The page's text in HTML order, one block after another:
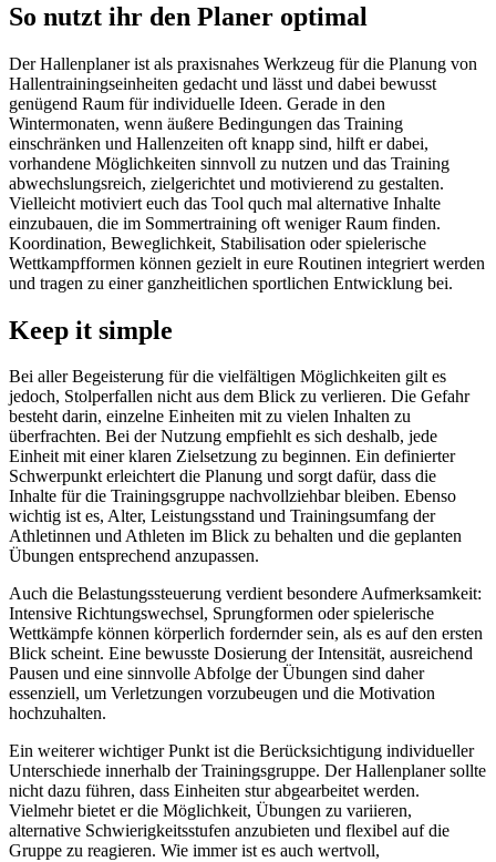
So nutzt ihr den Planer optimal
Der Hallenplaner ist als praxisnahes Werkzeug für die Planung von
Hallentrainingseinheiten gedacht und lässt und dabei bewusst
genügend Raum für individuelle Ideen. Gerade in den
Wintermonaten, wenn äußere Bedingungen das Training
einschränken und Hallenzeiten oft knapp sind, hilft er dabei,
vorhandene Möglichkeiten sinnvoll zu nutzen und das Training
abwechslungsreich, zielgerichtet und motivierend zu gestalten.
Vielleicht motiviert euch das Tool quch mal alternative Inhalte
einzubauen, die im Sommertraining oft weniger Raum finden.
Koordination, Beweglichkeit, Stabilisation oder spielerische
Wettkampfformen können gezielt in eure Routinen integriert werden
und tragen zu einer ganzheitlichen sportlichen Entwicklung bei.
Keep it simple
Bei aller Begeisterung für die vielfältigen Möglichkeiten gilt es
jedoch, Stolperfallen nicht aus dem Blick zu verlieren. Die Gefahr
besteht darin, einzelne Einheiten mit zu vielen Inhalten zu
überfrachten. Bei der Nutzung empfiehlt es sich deshalb, jede
Einheit mit einer klaren Zielsetzung zu beginnen. Ein definierter
Schwerpunkt erleichtert die Planung und sorgt dafür, dass die
Inhalte für die Trainingsgruppe nachvollziehbar bleiben. Ebenso
wichtig ist es, Alter, Leistungsstand und Trainingsumfang der
Athletinnen und Athleten im Blick zu behalten und die geplanten
Übungen entsprechend anzupassen.
Auch die Belastungssteuerung verdient besondere Aufmerksamkeit:
Intensive Richtungswechsel, Sprungformen oder spielerische
Wettkämpfe können körperlich fordernder sein, als es auf den ersten
Blick scheint. Eine bewusste Dosierung der Intensität, ausreichend
Pausen und eine sinnvolle Abfolge der Übungen sind daher
essenziell, um Verletzungen vorzubeugen und die Motivation
hochzuhalten.
Ein weiterer wichtiger Punkt ist die Berücksichtigung individueller
Unterschiede innerhalb der Trainingsgruppe. Der Hallenplaner sollte
nicht dazu führen, dass Einheiten stur abgearbeitet werden.
Vielmehr bietet er die Möglichkeit, Übungen zu variieren,
alternative Schwierigkeitsstufen anzubieten und flexibel auf die
Gruppe zu reagieren. Wie immer ist es auch wertvoll,